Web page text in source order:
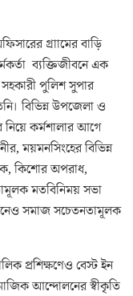
গ্রাামের বাড়ি
ব্যক্তিজীবনে এক
পুলিশ সুপার
বিভিন্ন উপজেলা ও
নিয়ে কর্মশালার আগে
ময়মনসিংহের বিভিন্ন
কিশোর অপরাধ,
মতবিনিময় সভা
সমাজ সচেতনতামূলক
প্রশিক্ষণেও বেস্ট ইন
আন্দোলনের স্বীকৃতি